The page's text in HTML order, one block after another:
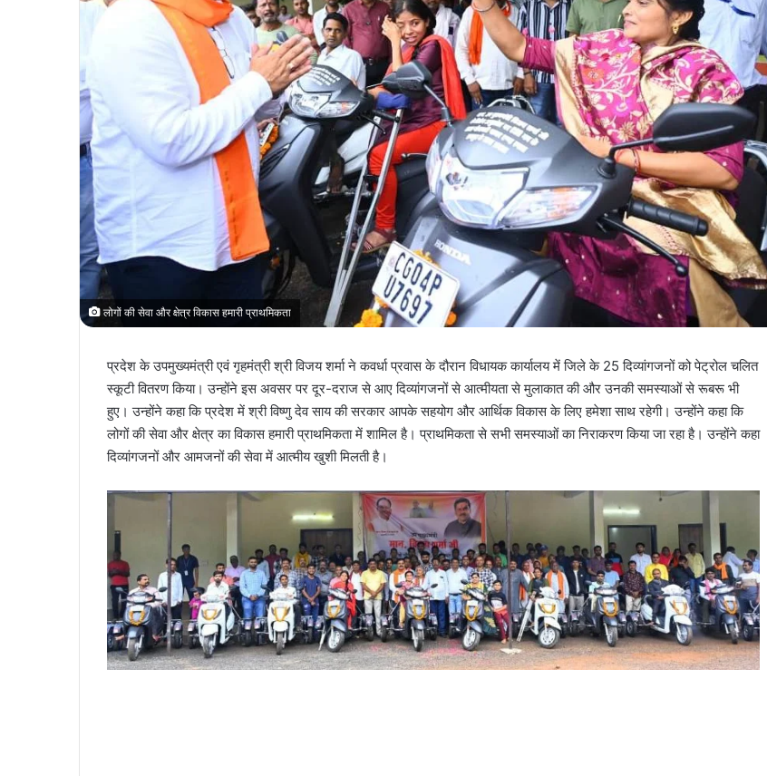
लोगों की सेवा और क्षेत्र विकास हमारी प्राथमिकता
प्रदेश के उपमुख्यमंत्री एवं गृहमंत्री श्री विजय शर्मा ने कवर्धा प्रवास के दौरान विधायक कार्यालय में जिले के 25 दिव्यांगजनों को पेट्रोल चलित
स्कूटी वितरण किया। उन्होंने इस अवसर पर दूर-दराज से आए दिव्यांगजनों से आत्मीयता से मुलाकात की और उनकी समस्याओं से रूबरू भी
हुए। उन्होंने कहा कि प्रदेश में श्री विष्णु देव साय की सरकार आपके सहयोग और आर्थिक विकास के लिए हमेशा साथ रहेगी। उन्होंने कहा कि
लोगों की सेवा और क्षेत्र का विकास हमारी प्राथमिकता में शामिल है। प्राथमिकता से सभी समस्याओं का निराकरण किया जा रहा है। उन्होंने कहा
दिव्यांगजनों और आमजनों की सेवा में आत्मीय खुशी मिलती है।